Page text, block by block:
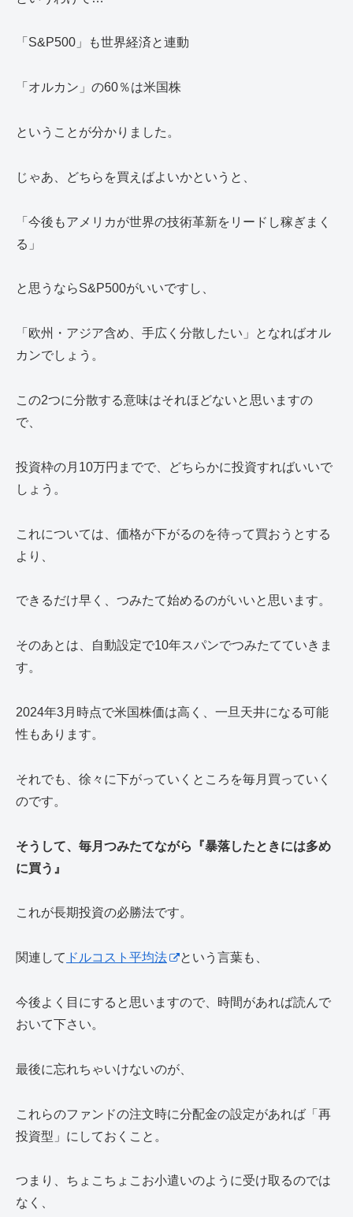
「S&P500」も世界経済と連動
「オルカン」の60％は米国株
ということが分かりました。
じゃあ、どちらを買えばよいかというと、
「今後もアメリカが世界の技術革新をリードし稼ぎまく
る」
と思うならS&P500がいいですし、
「欧州・アジア含め、手広く分散したい」となればオル
カンでしょう。
この2つに分散する意味はそれほどないと思いますの
で、
投資枠の月10万円までで、どちらかに投資すればいいで
しょう。
これについては、価格が下がるのを待って買おうとする
より、
できるだけ早く、つみたて始めるのがいいと思います。
そのあとは、自動設定で10年スパンでつみたてていきま
す。
2024年3月時点で米国株価は高く、一旦天井になる可能
性もあります。
それでも、徐々に下がっていくところを毎月買っていく
のです。
そうして、毎月つみたてながら『暴落したときには多め
に買う』
これが長期投資の必勝法です。
関連して ドルコスト平均法 という言葉も、
今後よく目にすると思いますので、時間があれば読んで
おいて下さい。
最後に忘れちゃいけないのが、
これらのファンドの注文時に分配金の設定があれば「再
投資型」にしておくこと。
つまり、ちょこちょこお小遣いのように受け取るのでは
なく、